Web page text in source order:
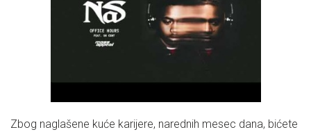
Zbog naglašene kuće karijere, narednih mesec dana, bićete